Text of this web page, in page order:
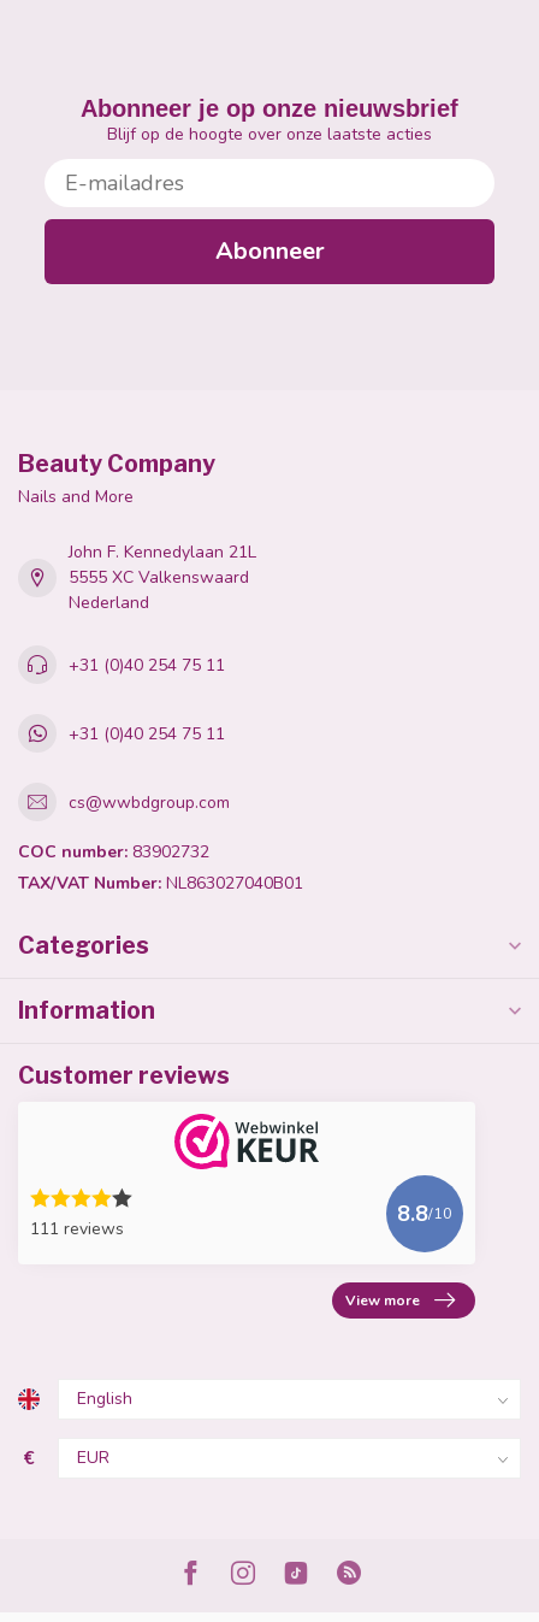
Abonneer je op onze nieuwsbrief
Blijf op de hoogte over onze laatste acties
E-mailadres
Abonneer
Beauty Company
Nails and More
John F. Kennedylaan 21L
5555 XC Valkenswaard
Nederland
+31 (0)40 254 75 11
+31 (0)40 254 75 11
cs@wwbdgroup.com
COC number: 83902732
TAX/VAT Number: NL863027040B01
Categories
Information
Customer reviews
111 reviews
8.8/10
View more
€